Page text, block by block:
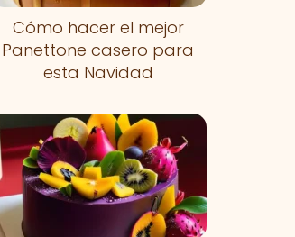
Cómo hacer el mejor
Panettone casero para
esta Navidad